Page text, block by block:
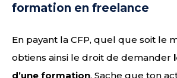
formation en freelance
En payant la CFP, quel que soit le
obtiens ainsi le droit de demander
d’une formation. Sache que ton